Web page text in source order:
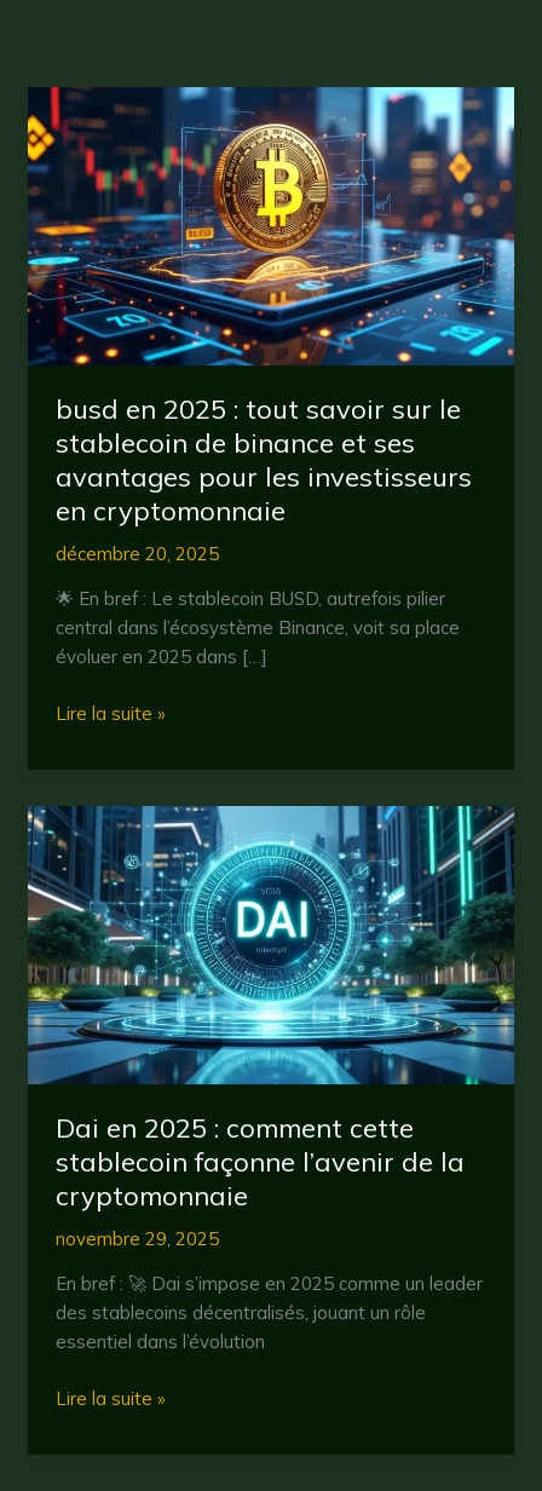
busd en 2025 : tout savoir sur le
stablecoin de binance et ses
avantages pour les investisseurs
en cryptomonnaie
décembre 20, 2025
🌟 En bref : Le stablecoin BUSD, autrefois pilier
central dans l’écosystème Binance, voit sa place
évoluer en 2025 dans […]
busd
2025
tout
savoir
sur
le
stablecoin
de
binance
et
avantages
pour
investisseurs
en
cryptomonnaie
Lire la suite »
Dai en 2025 : comment cette
stablecoin façonne l’avenir de la
cryptomonnaie
novembre 29, 2025
En bref : 🚀 Dai s’impose en 2025 comme un leader
des stablecoins décentralisés, jouant un rôle
essentiel dans l’évolution
Dai
2025
Lire la suite »